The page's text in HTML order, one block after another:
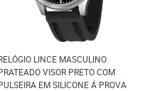
LINCE MASCULINO
VISOR PRETO COM
EM SILICONE Á PROVA